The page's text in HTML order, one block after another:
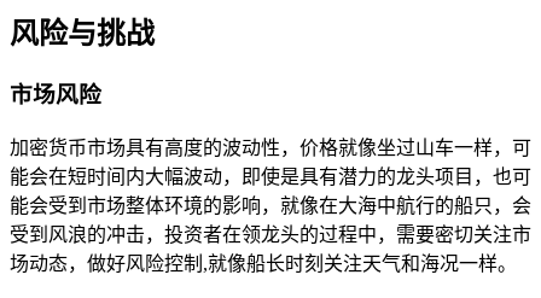
风险与挑战
市场风险
加密货币市场具有高度的波动性，价格就像坐过山车一样，可
能会在短时间内大幅波动，即使是具有潜力的龙头项目，也可
能会受到市场整体环境的影响，就像在大海中航行的船只，会
受到风浪的冲击，投资者在领龙头的过程中，需要密切关注市
场动态，做好风险控制,就像船长时刻关注天气和海况一样。